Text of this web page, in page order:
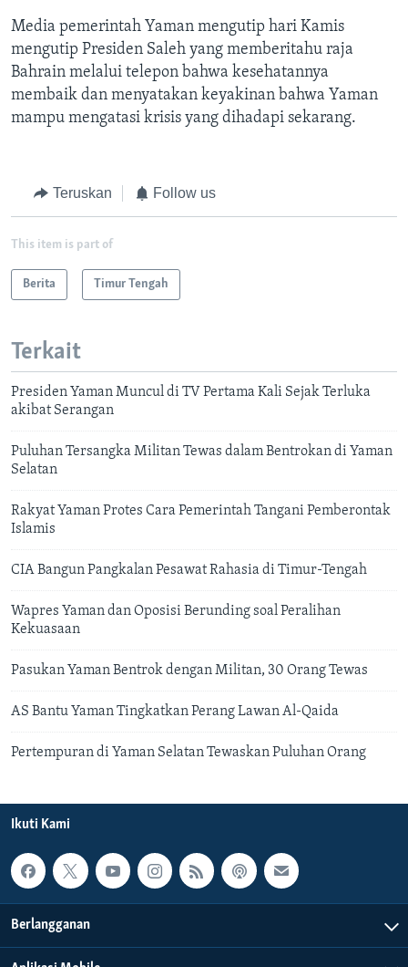
Media pemerintah Yaman mengutip hari Kamis
mengutip Presiden Saleh yang memberitahu raja
Bahrain melalui telepon bahwa kesehatannya
membaik dan menyatakan keyakinan bahwa Yaman
mampu mengatasi krisis yang dihadapi sekarang.
Teruskan Follow us
This item is part of
Berita Timur Tengah
Terkait
Presiden Yaman Muncul di TV Pertama Kali Sejak Terluka
akibat Serangan
Puluhan Tersangka Militan Tewas dalam Bentrokan di Yaman
Selatan
Rakyat Yaman Protes Cara Pemerintah Tangani Pemberontak
Islamis
CIA Bangun Pangkalan Pesawat Rahasia di Timur-Tengah
Wapres Yaman dan Oposisi Berunding soal Peralihan
Kekuasaan
Pasukan Yaman Bentrok dengan Militan, 30 Orang Tewas
AS Bantu Yaman Tingkatkan Perang Lawan Al-Qaida
Pertempuran di Yaman Selatan Tewaskan Puluhan Orang
Ikuti Kami
Berlangganan